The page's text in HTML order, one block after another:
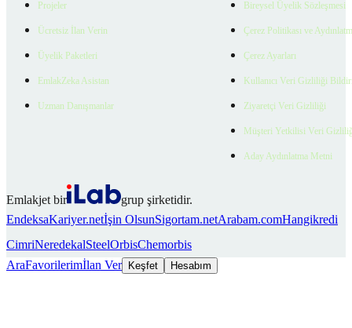
Projeler
Ücretsiz İlan Verin
Üyelik Paketleri
EmlakZeka Asistan
Uzman Danışmanlar
Bireysel Üyelik Sözleşmesi
Çerez Politikası ve
Çerez Ayarları
Kullanıcı Veri Gizliliği
Ziyaretçi Veri Gizliliği
Müşteri Yetkilisi Veri
Aday Aydınlatma Metni
Emlakjet bir
grup şirketidir.
EndeksaKariyer.netİşin OlsunSigortam.netArabam.comHangikredi
CimriNeredekalSteelOrbisChemorbis
AraFavorilerimİlan Ver Keşfet Hesabım